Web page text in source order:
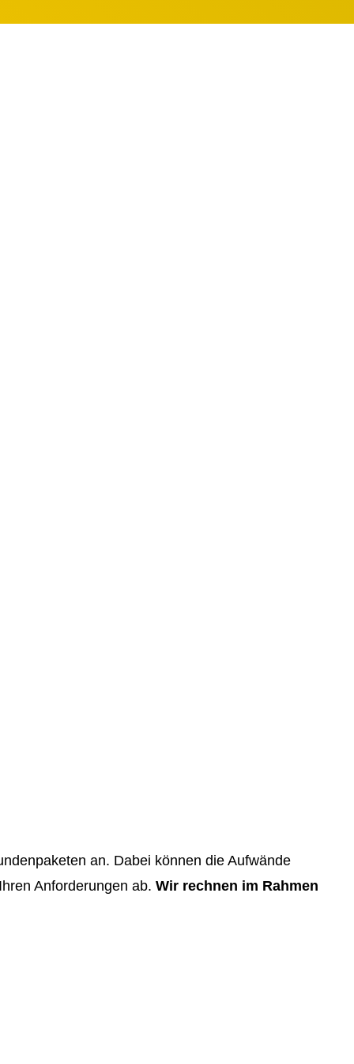
an. Dabei können die Aufwände
Anforderungen ab. Wir rechnen im Rahmen